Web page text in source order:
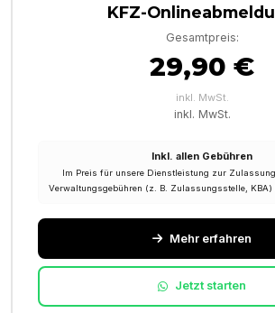
KFZ-
Gesamtpreis:
29,90 €
inkl. MwSt.
inkl. MwSt.
Inkl. allen Gebühren
Im Preis für unsere Dienstleistung zur
Verwaltungsgebühren (z. B. Zulassungsstelle,
Mehr erfahren
Jetzt starten